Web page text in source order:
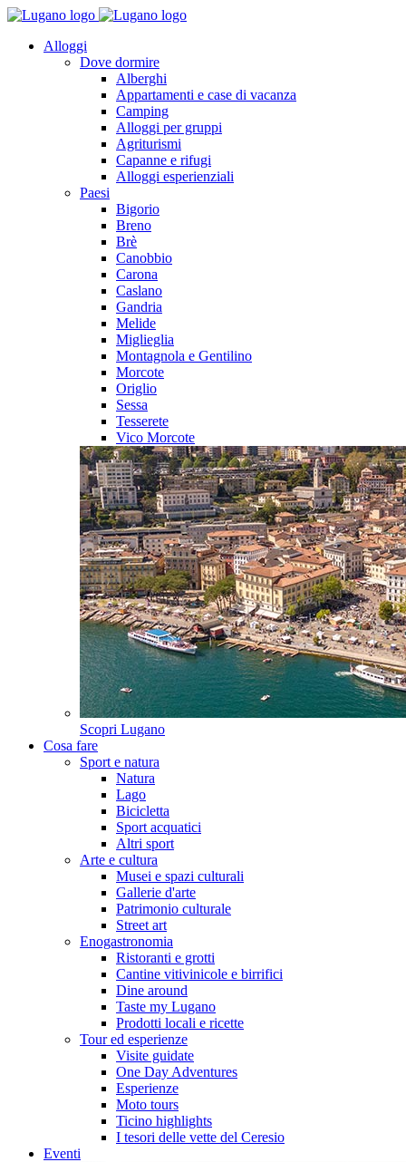
Alloggi
Dove dormire
Alberghi
Appartamenti e case di vacanza
Camping
Alloggi per gruppi
Agriturismi
Capanne e rifugi
Alloggi esperienziali
Paesi
Bigorio
Breno
Brè
Canobbio
Carona
Caslano
Gandria
Melide
Miglieglia
Montagnola e Gentilino
Morcote
Origlio
Sessa
Tesserete
Vico Morcote
Scopri Lugano
Cosa fare
Sport e natura
Natura
Lago
Bicicletta
Sport acquatici
Altri sport
Arte e cultura
Musei e spazi culturali
Gallerie d'arte
Patrimonio culturale
Street art
Enogastronomia
Ristoranti e grotti
Cantine vitivinicole e birrifici
Dine around
Taste my Lugano
Prodotti locali e ricette
Tour ed esperienze
Visite guidate
One Day Adventures
Esperienze
Moto tours
Ticino highlights
I tesori delle vette del Ceresio
Eventi